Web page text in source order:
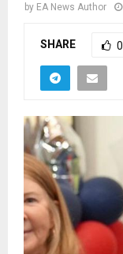
by EA News Author
SHARE 0